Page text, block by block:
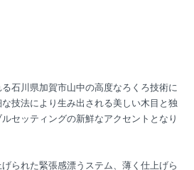
石川県加賀市山中の高度なろくろ技術に
技法により生み出される美しい木目と独
セッティングの新鮮なアクセントとなり
られた緊張感漂うステム、薄く仕上げら